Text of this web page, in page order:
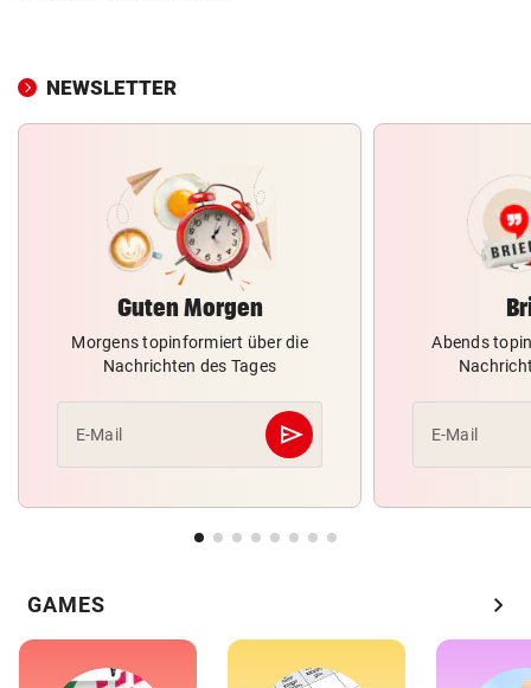
NEWSLETTER
Guten Morgen
Morgens topinformiert über die
Nachrichten des Tages
E-Mail send
Abschicken
Abends
E-Mail
GAMES chevron_right